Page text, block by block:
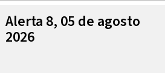
Alerta 8, 05 de agosto
2026